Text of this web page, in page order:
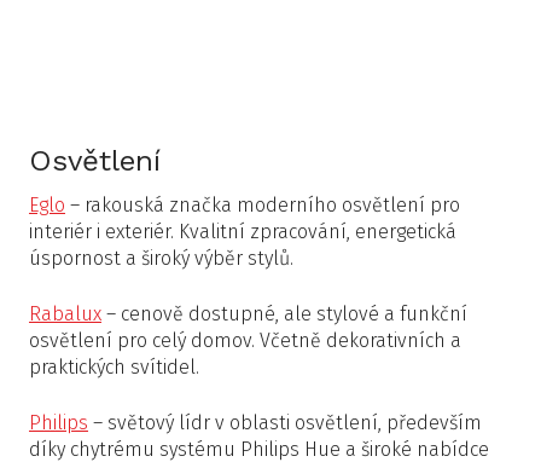
Osvětlení
Eglo – rakouská značka moderního osvětlení pro
interiér i exteriér. Kvalitní zpracování, energetická
úspornost a široký výběr stylů.
Rabalux – cenově dostupné, ale stylové a funkční
osvětlení pro celý domov. Včetně dekorativních a
praktických svítidel.
Philips – světový lídr v oblasti osvětlení, především
díky chytrému systému Philips Hue a široké nabídce